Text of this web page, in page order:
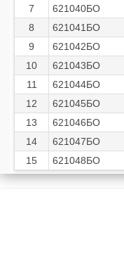
7
621040БО
8
621041БО
9
621042БО
10
621043БО
11
621044БО
12
621045БО
13
621046БО
14
621047БО
15
621048БО